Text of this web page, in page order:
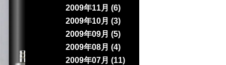
2009年11月 (6)
2009年10月 (3)
2009年09月 (5)
2009年08月 (4)
2009年07月 (11)